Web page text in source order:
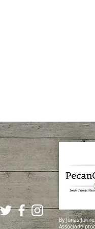
By Jonas
Associado